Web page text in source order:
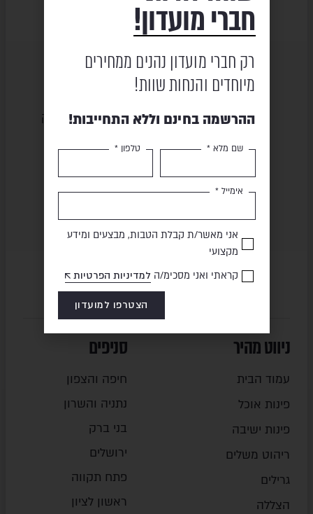
שירות ומקצועיות מוצרים באיכות גבוהה
תשלום מאובטח משלוח מהיר
ניווט מהיר
עמוד הבית
פינות אוכל
פינות ישיבה
ריהוט משלים
גרילים
הצללה
סניפים
חיפה והצפון
נתניה והשרון
בני ברק
ירושלים
פתח תקווה
ראשון לציון
חברי מועדון!
רק חברי מועדון נהנים ממחירים
מיוחדים והנחות שוות!
ההרשמה בחינם וללא התחייבות!
שם מלא * טלפון *
אימייל *
אני מאשר/ת קבלת הטבות, מבצעים ומידע
מקצועי
קראתי ואני מסכימ/הלמדיניות הפרטיות
הצטרפו למועדון